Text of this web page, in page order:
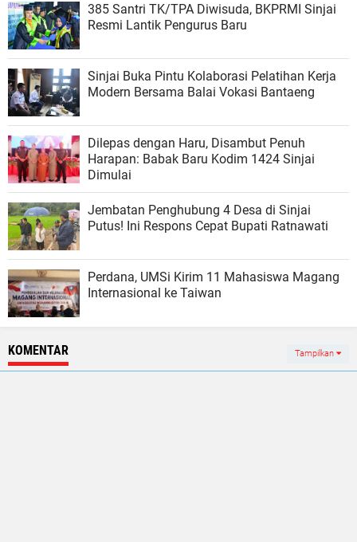
385 Santri TK/TPA Diwisuda, BKPRMI Sinjai
Resmi Lantik Pengurus Baru
Sinjai Buka Pintu Kolaborasi Pelatihan Kerja
Modern Bersama Balai Vokasi Bantaeng
Dilepas dengan Haru, Disambut Penuh
Harapan: Babak Baru Kodim 1424 Sinjai
Dimulai
Jembatan Penghubung 4 Desa di Sinjai
Putus! Ini Respons Cepat Bupati Ratnawati
Perdana, UMSi Kirim 11 Mahasiswa Magang
Internasional ke Taiwan
KOMENTAR Tampilkan